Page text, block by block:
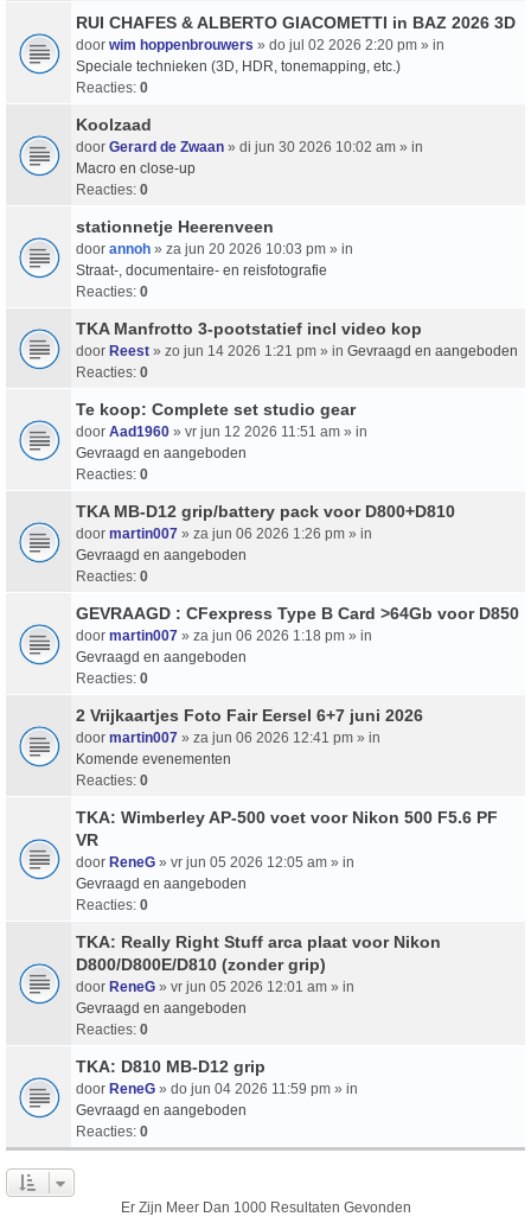
RUI CHAFES & ALBERTO GIACOMETTI in BAZ 2026 3D
door wim hoppenbrouwers » do jul 02 2026 2:20 pm » in
Speciale technieken (3D, HDR, tonemapping, etc.)
Reacties: 0
Koolzaad
door Gerard de Zwaan » di jun 30 2026 10:02 am » in
Macro en close-up
Reacties: 0
stationnetje Heerenveen
door annoh » za jun 20 2026 10:03 pm » in
Straat-, documentaire- en reisfotografie
Reacties: 0
TKA Manfrotto 3-pootstatief incl video kop
door Reest » zo jun 14 2026 1:21 pm » in Gevraagd en aangeboden
Reacties: 0
Te koop: Complete set studio gear
door Aad1960 » vr jun 12 2026 11:51 am » in
Gevraagd en aangeboden
Reacties: 0
TKA MB-D12 grip/battery pack voor D800+D810
door martin007 » za jun 06 2026 1:26 pm » in
Gevraagd en aangeboden
Reacties: 0
GEVRAAGD : CFexpress Type B Card >64Gb voor D850
door martin007 » za jun 06 2026 1:18 pm » in
Gevraagd en aangeboden
Reacties: 0
2 Vrijkaartjes Foto Fair Eersel 6+7 juni 2026
door martin007 » za jun 06 2026 12:41 pm » in
Komende evenementen
Reacties: 0
TKA: Wimberley AP-500 voet voor Nikon 500 F5.6 PF
VR
door ReneG » vr jun 05 2026 12:05 am » in
Gevraagd en aangeboden
Reacties: 0
TKA: Really Right Stuff arca plaat voor Nikon
D800/D800E/D810 (zonder grip)
door ReneG » vr jun 05 2026 12:01 am » in
Gevraagd en aangeboden
Reacties: 0
TKA: D810 MB-D12 grip
door ReneG » do jun 04 2026 11:59 pm » in
Gevraagd en aangeboden
Reacties: 0
Er Zijn Meer Dan 1000 Resultaten Gevonden